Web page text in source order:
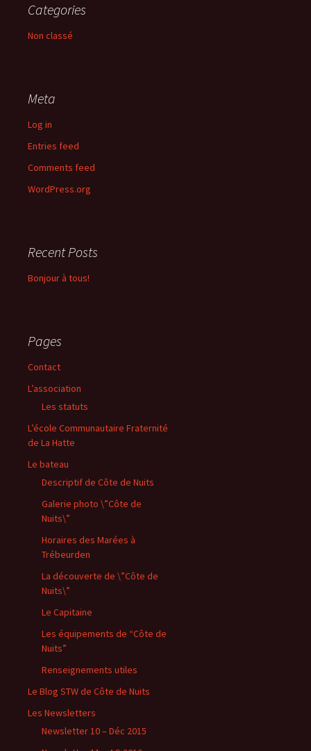
Categories
Non classé
Meta
Log in
Entries feed
Comments feed
WordPress.org
Recent Posts
Bonjour à tous!
Pages
Contact
L’association
Les statuts
L’école Communautaire Fraternité
de La Hatte
Le bateau
Descriptif de Côte de Nuits
Galerie photo \”Côte de
Nuits\”
Horaires des Marées à
Trébeurden
La découverte de \”Côte de
Nuits\”
Le Capitaine
Les équipements de “Côte de
Nuits”
Renseignements utiles
Le Blog STW de Côte de Nuits
Les Newsletters
Newsletter 10 – Déc 2015